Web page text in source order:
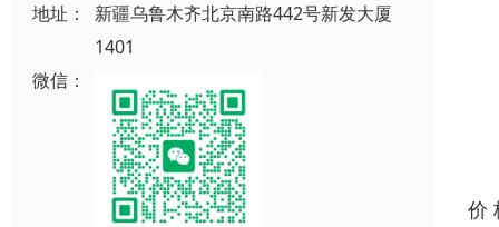
地址：
新疆乌鲁木齐北京南路442号新发大厦
1401
微信：
价